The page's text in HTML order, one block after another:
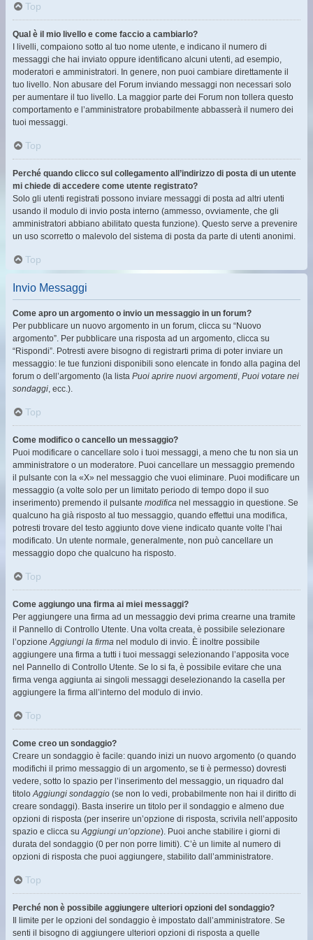
Top
Qual è il mio livello e come faccio a cambiarlo?
I livelli, compaiono sotto al tuo nome utente, e indicano il numero di
messaggi che hai inviato oppure identificano alcuni utenti, ad esempio,
moderatori e amministratori. In genere, non puoi cambiare direttamente il
tuo livello. Non abusare del Forum inviando messaggi non necessari solo
per aumentare il tuo livello. La maggior parte dei Forum non tollera questo
comportamento e l’amministratore probabilmente abbasserà il numero dei
tuoi messaggi.
Top
Perché quando clicco sul collegamento all’indirizzo di posta di un utente
mi chiede di accedere come utente registrato?
Solo gli utenti registrati possono inviare messaggi di posta ad altri utenti
usando il modulo di invio posta interno (ammesso, ovviamente, che gli
amministratori abbiano abilitato questa funzione). Questo serve a prevenire
un uso scorretto o malevolo del sistema di posta da parte di utenti anonimi.
Top
Invio Messaggi
Come apro un argomento o invio un messaggio in un forum?
Per pubblicare un nuovo argomento in un forum, clicca su “Nuovo
argomento”. Per pubblicare una risposta ad un argomento, clicca su
“Rispondi”. Potresti avere bisogno di registrarti prima di poter inviare un
messaggio: le tue funzioni disponibili sono elencate in fondo alla pagina del
forum o dell’argomento (la lista Puoi aprire nuovi argomenti, Puoi votare nei
sondaggi, ecc.).
Top
Come modifico o cancello un messaggio?
Puoi modificare o cancellare solo i tuoi messaggi, a meno che tu non sia un
amministratore o un moderatore. Puoi cancellare un messaggio premendo
il pulsante con la «X» nel messaggio che vuoi eliminare. Puoi modificare un
messaggio (a volte solo per un limitato periodo di tempo dopo il suo
inserimento) premendo il pulsante modifica nel messaggio in questione. Se
qualcuno ha già risposto al tuo messaggio, quando effettui una modifica,
potresti trovare del testo aggiunto dove viene indicato quante volte l’hai
modificato. Un utente normale, generalmente, non può cancellare un
messaggio dopo che qualcuno ha risposto.
Top
Come aggiungo una firma ai miei messaggi?
Per aggiungere una firma ad un messaggio devi prima crearne una tramite
il Pannello di Controllo Utente. Una volta creata, è possibile selezionare
l’opzioneAggiungi la firma nel modulo di invio. È inoltre possibile
aggiungere una firma a tutti i tuoi messaggi selezionando l’apposita voce
nel Pannello di Controllo Utente. Se lo si fa, è possibile evitare che una
firma venga aggiunta ai singoli messaggi deselezionando la casella per
aggiungere la firma all’interno del modulo di invio.
Top
Come creo un sondaggio?
Creare un sondaggio è facile: quando inizi un nuovo argomento (o quando
modifichi il primo messaggio di un argomento, se ti è permesso) dovresti
vedere, sotto lo spazio per l’inserimento del messaggio, un riquadro dal
titoloAggiungi sondaggio (se non lo vedi, probabilmente non hai il diritto di
creare sondaggi). Basta inserire un titolo per il sondaggio e almeno due
opzioni di risposta (per inserire un’opzione di risposta, scrivila nell’apposito
spazio e clicca suAggiungi un’opzione). Puoi anche stabilire i giorni di
durata del sondaggio (0 per non porre limiti). C’è un limite al numero di
opzioni di risposta che puoi aggiungere, stabilito dall’amministratore.
Top
Perché non è possibile aggiungere ulteriori opzioni del sondaggio?
Il limite per le opzioni del sondaggio è impostato dall’amministratore. Se
senti il bisogno di aggiungere ulteriori opzioni di risposta a quelle